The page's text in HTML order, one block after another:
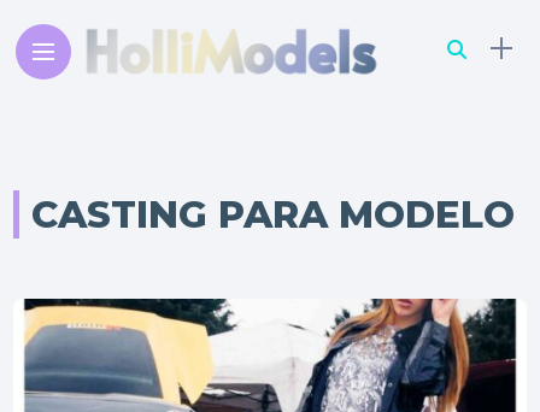
CASTING PARA MODELO